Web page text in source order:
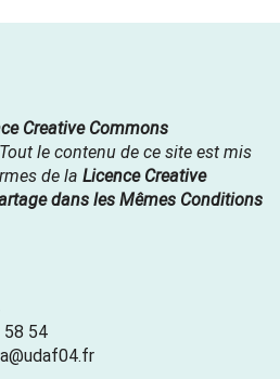
le contenu de ce site est mis
de la Licence Creative
dans les Mêmes Conditions
58 54